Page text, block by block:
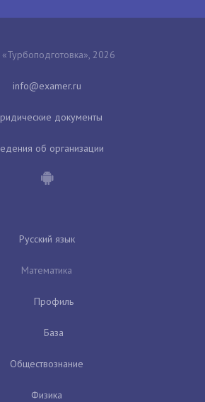
2026
документы
об организации
Русский язык
Математика
Профиль
База
Обществознание
Физика